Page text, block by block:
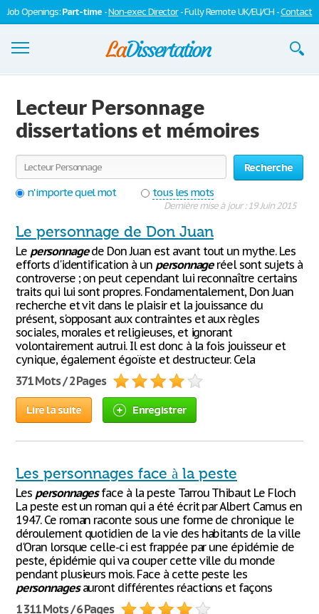
Job Openings:Part-time -Non-exec Director- Fully Remote UK/EU/CH -Contact
S'inscrire
Se connecter
Contactez-nous
Lecteur Personnage
dissertations et mémoires
Recherche
n'importe quel mot
tous les mots
Dernière mise à jour : 19 Juin 2015
Le personnage de Don Juan
Le personnagede Don Juan est avant tout un mythe. Les
efforts d'identification à un personnageréel sont sujets à
controverse ; on peut cependant lui reconnaître certains
traits qui lui sont propres. Fondamentalement, Don Juan
recherche et vit dans le plaisir et la jouissance du
présent, s'opposant aux contraintes et aux règles
sociales, morales et religieuses, et ignorant
volontairement autrui. Il est donc à la fois jouisseur et
cynique, également égoïste et destructeur. Cela
371 Mots / 2 Pages
Lire la suite Enregistrer
Les personnages face à la peste
Les personnagesface à la peste Tarrou Thibaut Le Floch
La peste est un roman qui a été écrit par Albert Camus en
1947. Ce roman raconte sous une forme de chronique le
déroulement quotidien de la vie des habitants de la ville
d'Oran lorsque celle-ci est frappée par une épidémie de
peste, épidémie qui va couper cette ville du monde
pendant plusieurs mois. Face à cette peste les
personnagesauront différentes réactions et façons
1 311 Mots / 6 Pages